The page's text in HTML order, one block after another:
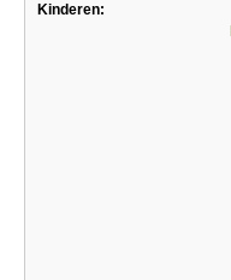
Kinderen: